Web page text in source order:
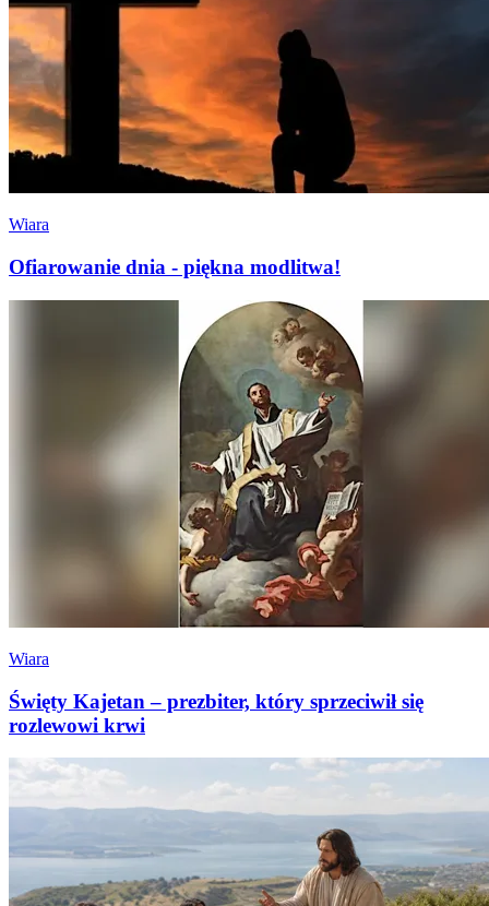
Wiara
Ofiarowanie dnia - piękna modlitwa!
Wiara
Święty Kajetan – prezbiter, który sprzeciwił się
rozlewowi krwi